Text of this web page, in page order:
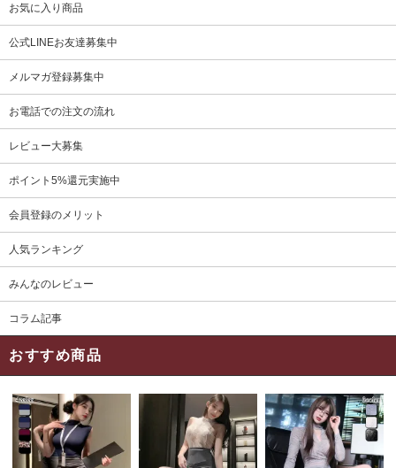
お気に入り商品
公式LINEお友達募集中
メルマガ登録募集中
お電話での注文の流れ
レビュー大募集
ポイント5%還元実施中
会員登録のメリット
人気ランキング
みんなのレビュー
コラム記事
おすすめ商品